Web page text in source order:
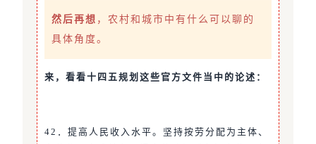
然后再想 ，农村和城市中有什么可以聊的
具体角度。
来，看看十四五规划这些官方文件当中的论述：
42．提高人民收入水平。坚持按劳分配为主体、